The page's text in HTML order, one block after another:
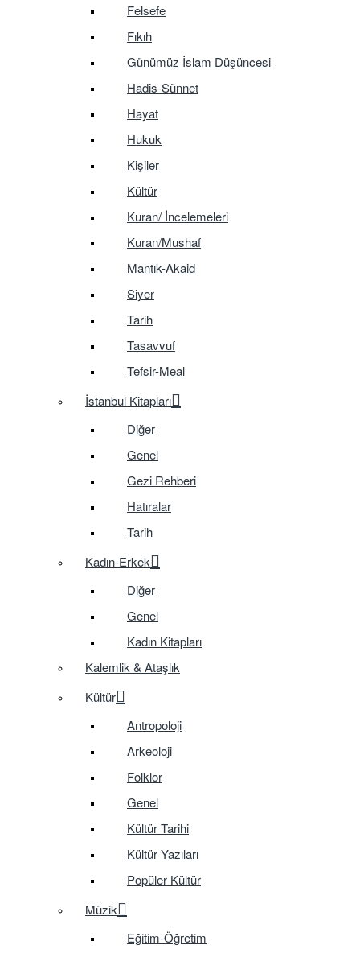
Felsefe
Fıkıh
Günümüz İslam Düşüncesi
Hadis-Sünnet
Hayat
Hukuk
Kişiler
Kültür
Kuran/ İncelemeleri
Kuran/Mushaf
Mantık-Akaid
Siyer
Tarih
Tasavvuf
Tefsir-Meal
İstanbul Kitapları
Diğer
Genel
Gezi Rehberi
Hatıralar
Tarih
Kadın-Erkek
Diğer
Genel
Kadın Kitapları
Kalemlik & Ataşlık
Kültür
Antropoloji
Arkeoloji
Folklor
Genel
Kültür Tarihi
Kültür Yazıları
Popüler Kültür
Müzik
Eğitim-Öğretim